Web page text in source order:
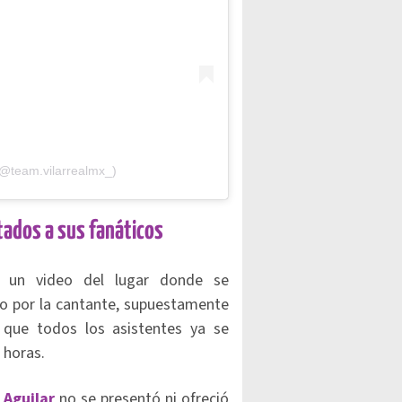
a sus fanáticos
un video del lugar donde se
por la cantante, supuestamente
todos los asistentes ya se